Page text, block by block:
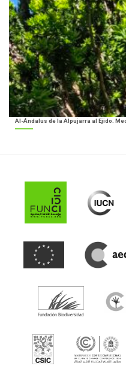
Al-Ándalus de la Alpujarra al Ejido.